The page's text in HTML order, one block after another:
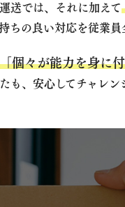
送では、それに加えて
ちの良い対応を従業員
「個々が能力を身に
も、安心してチャレン